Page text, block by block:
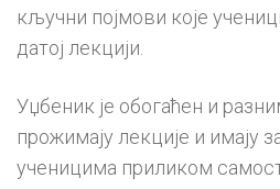
кључни појмови које
датој лекцији.
Уџбеник је обогаћен и
прожимају лекције и имају
ученицима приликом